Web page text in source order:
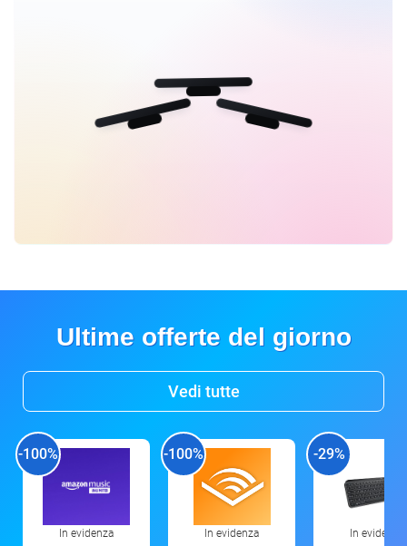
Ultime offerte del giorno
Vedi tutte
-100%
In evidenza
-100%
In evidenza
-29%
In evidenza